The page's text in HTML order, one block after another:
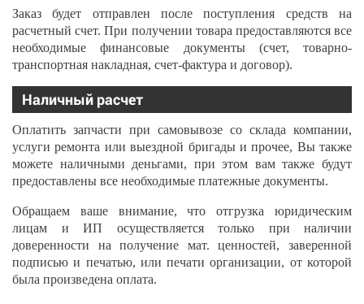
Заказ будет отправлен после поступления средств на
расчетный счет. При получении товара предоставляются все
необходимые финансовые документы (счет, товарно-
транспортная накладная, счет-фактура и договор).
Наличный расчет
Оплатить запчасти при самовывозе со склада компании,
услуги ремонта или выездной бригады и прочее, Вы также
можете наличными деньгами, при этом вам также будут
предоставлены все необходимые платежные документы.
Обращаем ваше внимание, что отгрузка юридическим
лицам и ИП осуществляется только при наличии
доверенности на получение мат. ценностей, заверенной
подписью и печатью, или печати организации, от которой
была произведена оплата.